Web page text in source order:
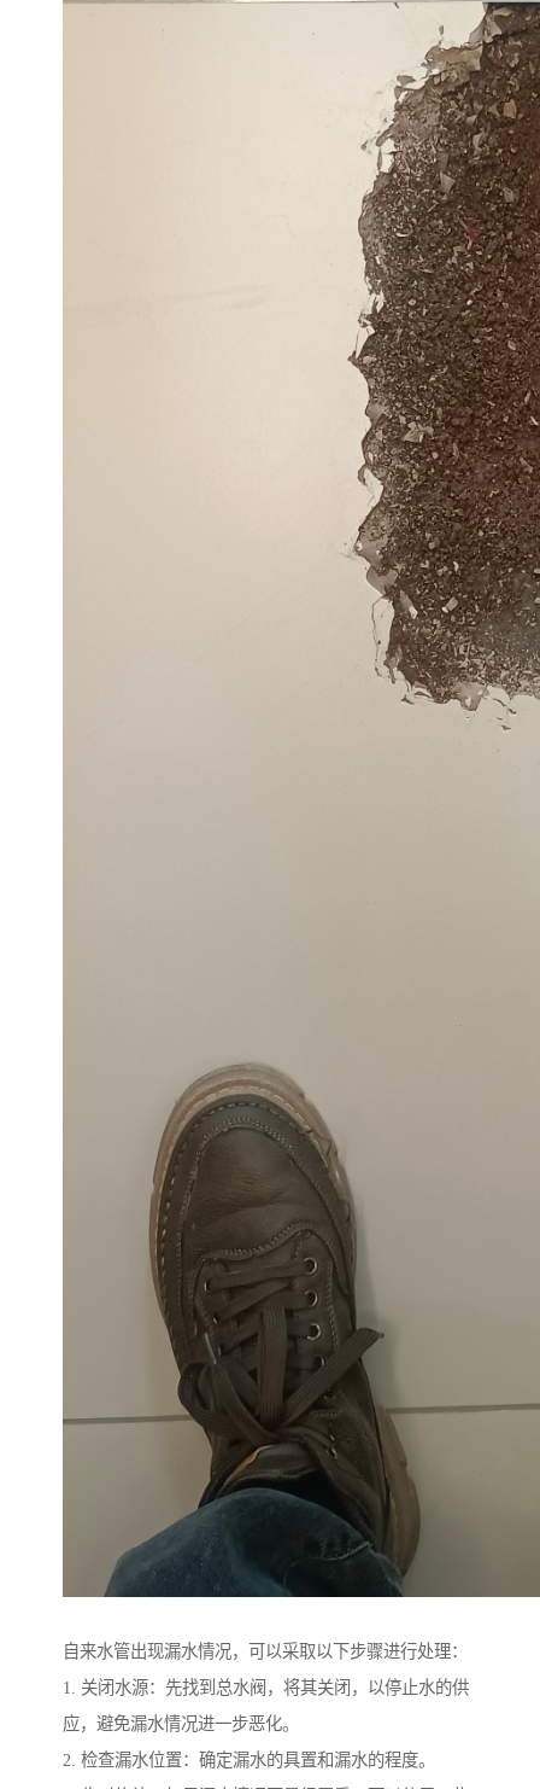
自来水管出现漏水情况，可以采取以下步骤进行处理：
1. 关闭水源：先找到总水阀，将其关闭，以停止水的供
应，避免漏水情况进一步恶化。
2. 检查漏水位置：确定漏水的具置和漏水的程度。